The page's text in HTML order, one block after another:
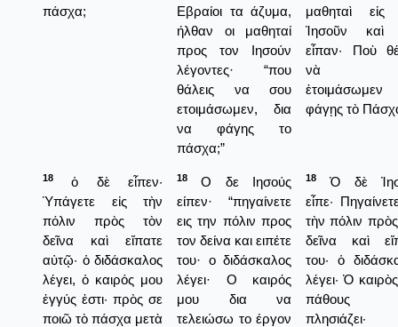
πάσχα;
Εβραίοι τα άζυμα,
ήλθαν οι μαθηταί
προς τον Ιησούν
λέγοντες· “που
θάλεις να σου
ετοιμάσωμεν, δια
να φάγης το
πάσχα;”
μαθηταὶ εἰς
Ἰησοῦν καὶ
εἶπαν· Ποὺ
νὰ
φάγῃς τὸ
18
ὁ δὲ εἶπεν·
Ὑπάγετε εἰς τὴν
πόλιν πρὸς τὸν
δεῖνα καὶ εἴπατε
αὐτῷ· ὁ διδάσκαλος
λέγει, ὁ καιρός μου
ἐγγύς ἐστι· πρὸς σε
ποιῶ τὸ πάσχα μετὰ
18
Ο δε Ιησούς
είπεν· “πηγαίνετε
εις την πόλιν προς
τον δείνα και ειπέτε
του· ο διδάσκαλος
λέγει· Ο καιρός
μου δια να
τελειώσω το έργον
18
Ὁ δὲ
εἶπε·
τὴν πόλιν
δεῖνα καὶ
του· ὁ
λέγει· Ὁ
πάθους
πλησιάζει·